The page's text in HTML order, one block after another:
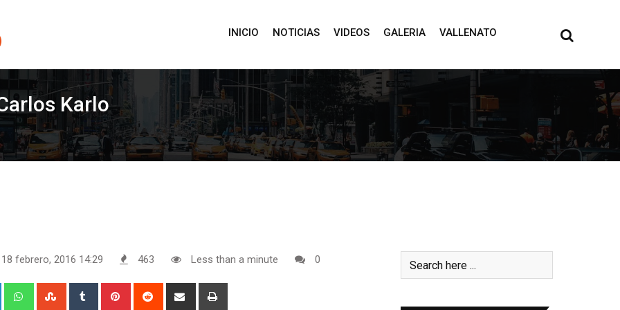
INICIO NOTICIAS VIDEOS GALERIA VALLENATO
Karlo
febrero, 2016 14:29 463 Less than a minute 0
WhatsappStumbleUpon
Tumblr Pinterest Reddit
Share